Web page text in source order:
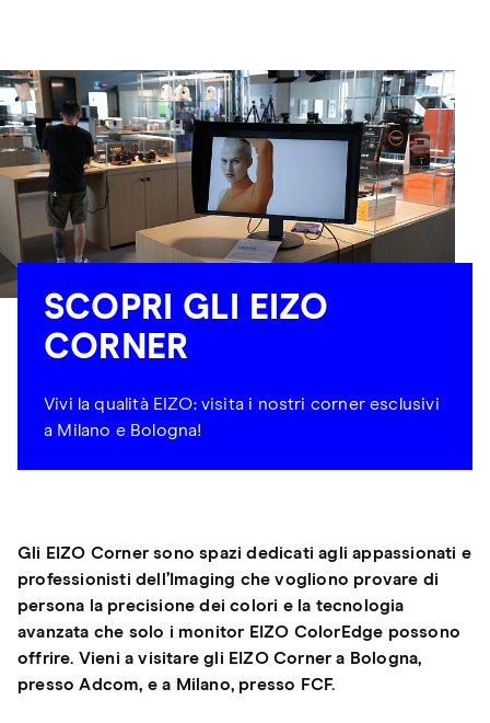
SCOPRI GLI EIZO
CORNER
Vivi la qualità EIZO: visita i nostri corner esclusivi
a Milano e Bologna!
Gli EIZO Corner sono spazi dedicati agli appassionati e
professionisti dell’Imaging che vogliono provare di
persona la precisione dei colori e la tecnologia
avanzata che solo i monitor EIZO ColorEdge possono
offrire. Vieni a visitare gli EIZO Corner a Bologna,
presso Adcom, e a Milano, presso FCF.